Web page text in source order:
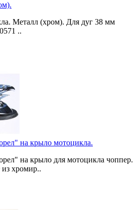
Металл (хром). Для дуг 38 мм
..
на крыло мотоцикла.
на крыло для мотоцикла чоппер.
из хромир..